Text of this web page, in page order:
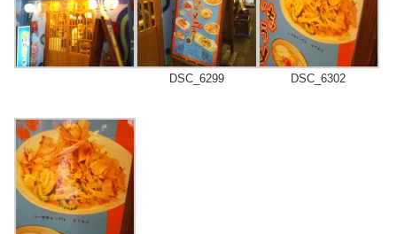
DSC_6299 DSC_6302